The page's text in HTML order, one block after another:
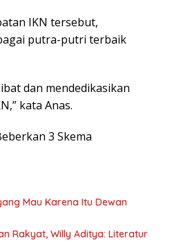
IKN tersebut,
putra-putri terbaik
dan mendedikasikan
kata Anas.
3 Skema
Mau Karena Itu Dewan
Rakyat, Willy Aditya: Literatur